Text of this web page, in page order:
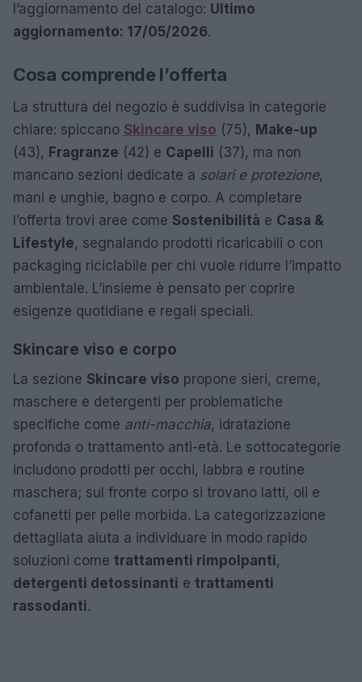
l’aggiornamento del catalogo: Ultimo
aggiornamento: 17/05/2026.
Cosa comprende l’offerta
La struttura del negozio è suddivisa in categorie
chiare: spiccano Skincare viso (75), Make-up
(43), Fragranze (42) e Capelli (37), ma non
mancano sezioni dedicate a solari e protezione,
mani e unghie, bagno e corpo. A completare
l’offerta trovi aree come Sostenibilità e Casa &
Lifestyle, segnalando prodotti ricaricabili o con
packaging riciclabile per chi vuole ridurre l’impatto
ambientale. L’insieme è pensato per coprire
esigenze quotidiane e regali speciali.
Skincare viso e corpo
La sezione Skincare viso propone sieri, creme,
maschere e detergenti per problematiche
specifiche come anti-macchia, idratazione
profonda o trattamento anti-età. Le sottocategorie
includono prodotti per occhi, labbra e routine
maschera; sul fronte corpo si trovano latti, oli e
cofanetti per pelle morbida. La categorizzazione
dettagliata aiuta a individuare in modo rapido
soluzioni come trattamenti rimpolpanti,
detergenti detossinanti e trattamenti
rassodanti.